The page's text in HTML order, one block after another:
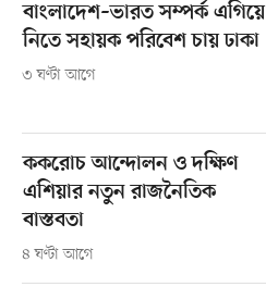
বাংলাদেশ–ভারত সম্পর্ক এগিয়ে
নিতে সহায়ক পরিবেশ চায় ঢাকা
৩ ঘণ্টা আগে
ককরোচ আন্দোলন ও দক্ষিণ
এশিয়ার নতুন রাজনৈতিক
বাস্তবতা
৪ ঘণ্টা আগে